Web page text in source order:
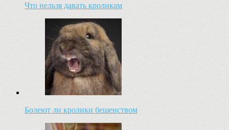
Что нельзя давать кроликам
Болеют ли кролики бешенством